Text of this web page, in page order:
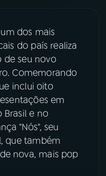
Facebook
X
dos mais
do país realiza
de seu novo
Comemorando
inclui oito
em
Brasil e no
"Nós", seu
que também
nova, mais pop